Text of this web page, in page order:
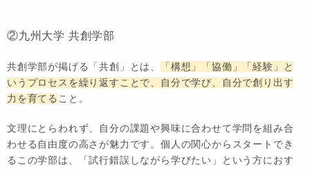
②九州大学 共創学部
共創学部が掲げる「共創」とは、
「構想」「協働」「経験」と
いうプロセスを繰り返すことで、自分で学び、自分で創り出す
力を育てる こと。
文理にとらわれず、自分の課題や興味に合わせて学問を組み合
わせる自由度の高さが魅力です。個人の関心からスタートでき
るこの学部は、「試行錯誤しながら学びたい」という方におす